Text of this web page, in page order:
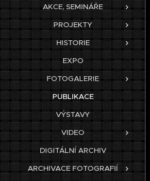
AKCE, SEMINÁŘE
PROJEKTY
HISTORIE
EXPO
FOTOGALERIE
PUBLIKACE
VÝSTAVY
VIDEO
DIGITÁLNÍ ARCHIV
ARCHIVACE FOTOGRAFIÍ